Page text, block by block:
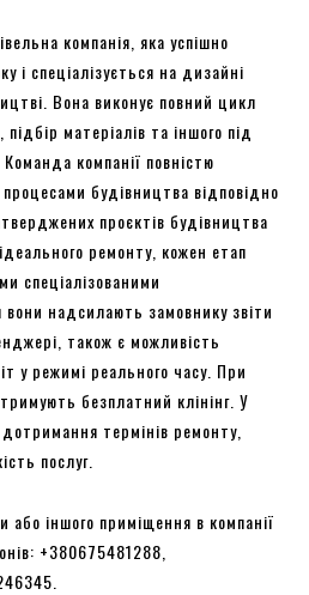
компанія, яка успішно
і спеціалізується на дизайні
Вона виконує повний цикл
матеріалів та іншого під
Команда компанії повністю
процесами будівництва відповідно
проєктів будівництва
ремонту, кожен етап
спеціалізованими
надсилають замовнику звіти
також є можливість
у режимі реального часу. При
безплатний клінінг. У
термінів ремонту,
послуг.
іншого приміщення в компанії
+380675481288,